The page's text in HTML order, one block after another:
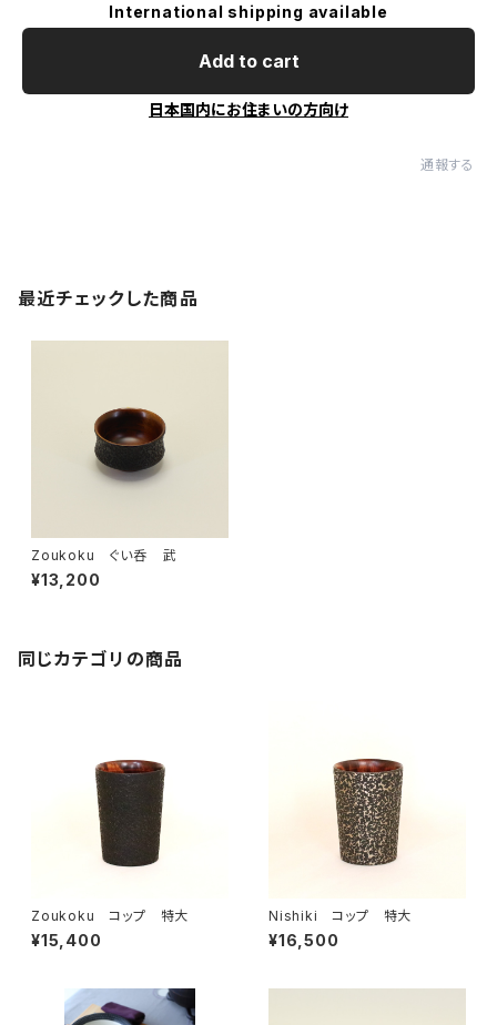
International shipping available
Add to cart
日本国内にお住まいの方向け
通報する
最近チェックした商品
Zoukoku ぐい呑 武
¥13,200
同じカテゴリの商品
Zoukoku コップ 特大
¥15,400
Nishiki コップ 特大
¥16,500